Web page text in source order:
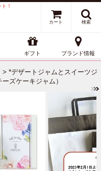
！
検索
カート
ギフト ブランド情報
> *デザートジャムとスイーツジ
ズケーキジャム）